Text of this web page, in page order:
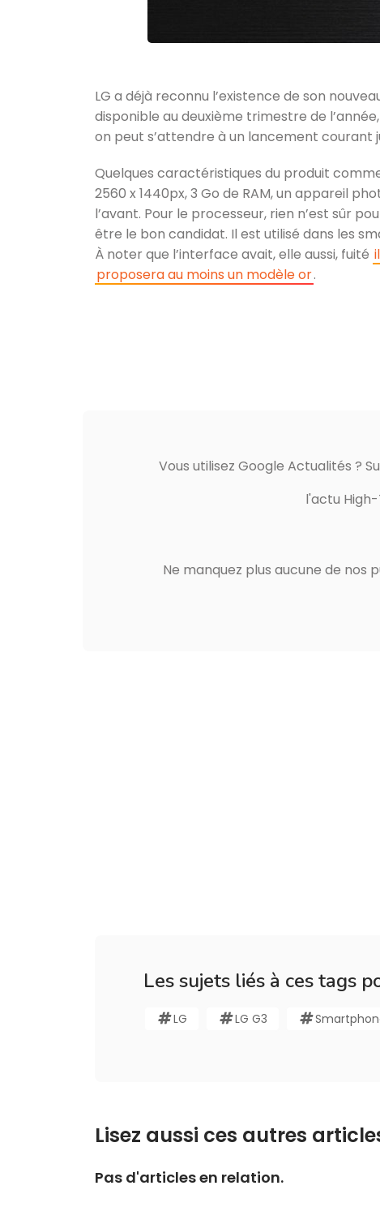
LG a déjà reconnu l’existence de son
disponible au deuxième trimestre de
on peut s’attendre à un lancement courant
Quelques caractéristiques du produit
2560 x 1440px, 3 Go de RAM, un appareil
l’avant. Pour le processeur, rien n’est sûr
être le bon candidat. Il est utilisé dans les
À noter que l’interface avait, elle aussi, fuité
proposera au moins un modèle or.
Vous utilisez Google Actualités ?
l'actu
Ne manquez plus aucune de nos
Les sujets liés à ces tags
LG LG G3
Lisez aussi ces autres
Pas d'articles en relation.